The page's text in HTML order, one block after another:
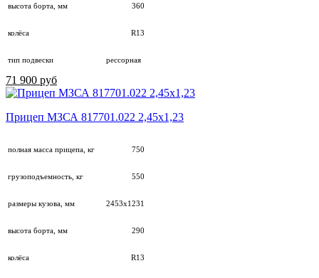
высота борта, мм 360
колёса R13
тип подвески рессорная
71 900 руб
Прицеп МЗСА 817701.022 2,45х1,23
полная масса прицепа, кг 750
грузоподъемность, кг 550
размеры кузова, мм 2453х1231
высота борта, мм 290
колёса R13